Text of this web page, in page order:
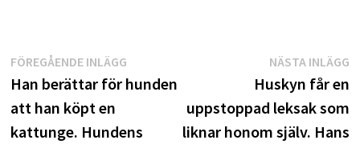
Inläggsnavigering
FÖREGÅENDE INLÄGGFöregående
inlägg:
Han berättar för hunden
att han köpt en
kattunge. Hundens
NÄSTA INLÄGG
Huskyn får en
uppstoppad leksak som
liknar honom själv. Hans